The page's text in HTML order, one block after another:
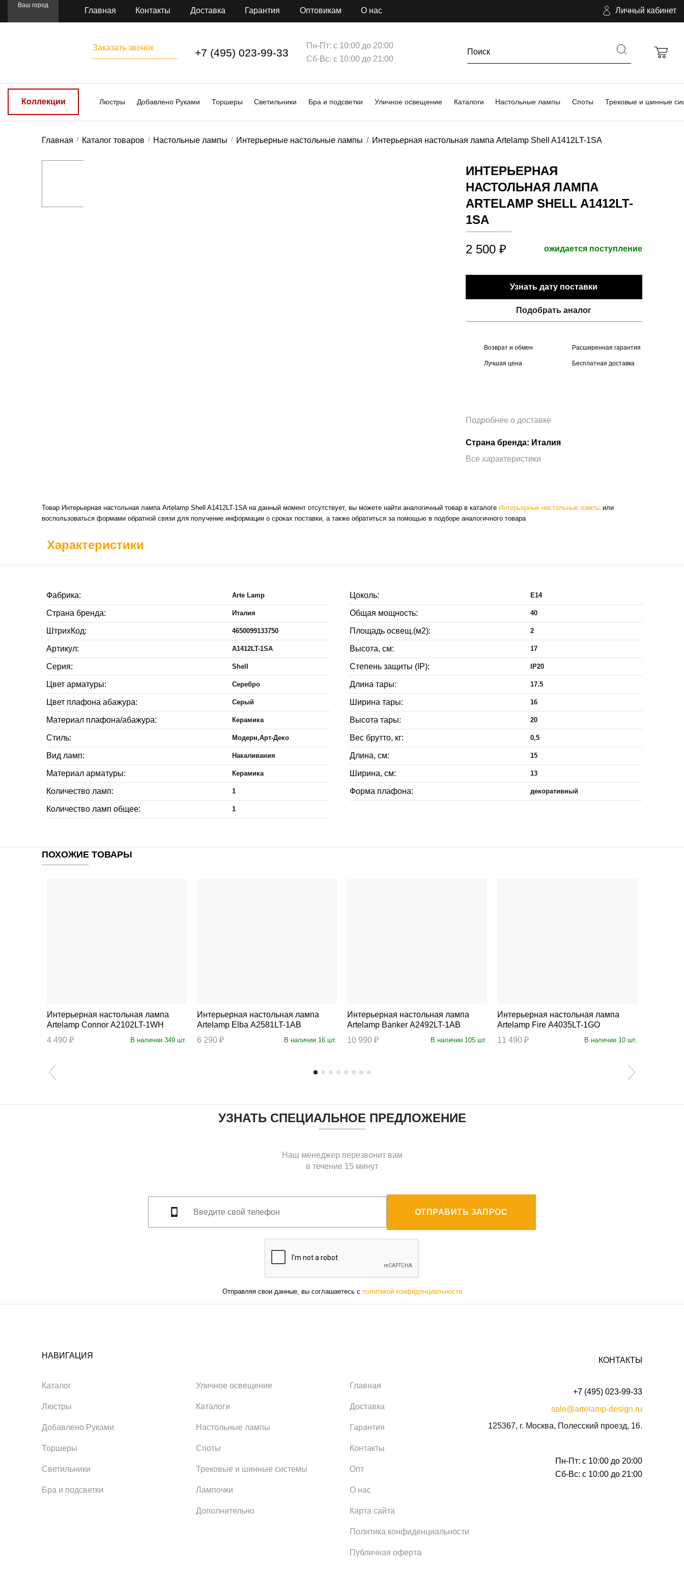
Ваш город
Главная Контакты Доставка Гарантия Оптовикам О нас Личный кабинет
Заказать звонок +7 (495) 023-99-33
Пн-Пт: с 10:00 до 20:00
Сб-Вс: с 10:00 до 21:00
Коллекции Люстры Добавлено Руками Торшеры Светильники Бра и подсветки Уличное освещение Каталоги Настольные лампы Споты Трековые и шинные
Главная Каталог товаров Настольные лампы Интерьерные настольные лампы Интерьерная настольная лампа Artelamp Shell A1412LT-1SA
ИНТЕРЬЕРНАЯ
НАСТОЛЬНАЯ ЛАМПА
ARTELAMP SHELL A1412LT-
1SA
2 500 ₽ ожидается поступление
Узнать дату поставки
Подобрать аналог
Возврат и обмен Расширенная гарантия
Лучшая цена Бесплатная доставка
Подробнее о доставке
Страна бренда: Италия
Все характеристики
Товар Интерьерная настольная лампа Artelamp Shell A1412LT-1SA на данный момент отсутствует, вы можете найти аналогичный товар в каталоге Интерьерные настольные лампы или
воспользоваться формами обратной связи для получение информации о сроках поставки, а также обратиться за помощью в подборе аналогичного товара
Характеристики
Фабрика: Arte Lamp
Страна бренда: Италия
ШтрихКод: 4650099133750
Артикул: A1412LT-1SA
Серия: Shell
Цвет арматуры: Серебро
Цвет плафона абажура: Серый
Материал плафона/абажура: Керамика
Стиль: Модерн,Арт-Деко
Вид ламп: Накаливания
Материал арматуры: Керамика
Количество ламп: 1
Количество ламп общее: 1
Цоколь: E14
Общая мощность: 40
Площадь освещ.(м2): 2
Высота, см: 17
Степень защиты (IP): IP20
Длина тары: 17.5
Ширина тары: 16
Высота тары: 20
Вес брутто, кг: 0,5
Длина, см: 15
Ширина, см: 13
Форма плафона: декоративный
ПОХОЖИЕ ТОВАРЫ
Интерьерная настольная лампа
Artelamp Connor A2102LT-1WH
4 490 ₽
В наличии 349 шт.
Интерьерная настольная лампа
Artelamp Elba A2581LT-1AB
6 290 ₽
В наличии 16 шт.
Интерьерная настольная лампа
Artelamp Banker A2492LT-1AB
10 990 ₽
В наличии 105 шт.
Интерьерная настольная лампа
Artelamp Fire A4035LT-1GO
11 490 ₽
В наличии 10 шт.
УЗНАТЬ СПЕЦИАЛЬНОЕ ПРЕДЛОЖЕНИЕ
Наш менеджер перезвонит вам
в течение 15 минут
ОТПРАВИТЬ ЗАПРОС
Отправляя свои данные, вы соглашаетесь с политикой конфиденциальности
НАВИГАЦИЯ
Каталог
Люстры
Добавлено Руками
Торшеры
Светильники
Бра и подсветки
Уличное освещение
Каталоги
Настольные лампы
Споты
Трековые и шинные системы
Лампочки
Дополнительно
Главная
Доставка
Гарантия
Контакты
Опт
О нас
Карта сайта
Политика конфиденциальности
Публичная оферта
КОНТАКТЫ
+7 (495) 023-99-33
sale@artelamp-design.ru
125367, г. Москва, Полесский проезд, 16.
Пн-Пт: с 10:00 до 20:00
Сб-Вс: с 10:00 до 21:00